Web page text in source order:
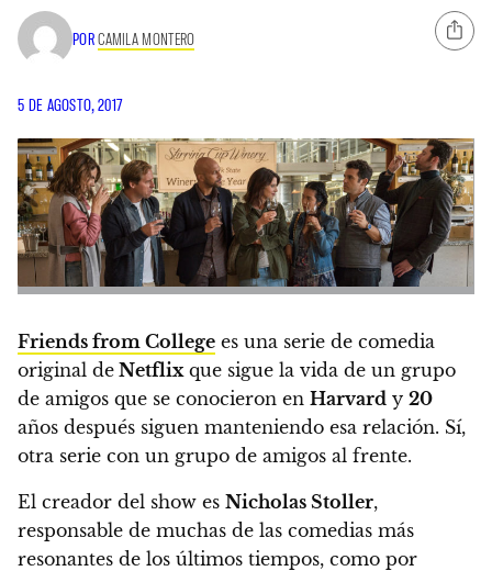
PORCAMILA MONTERO
5 DE AGOSTO, 2017
Friends from College es una serie de comedia
original de Netflix que sigue la vida de un grupo
de amigos que se conocieron en Harvard y 20
años después siguen manteniendo esa relación. Sí,
otra serie con un grupo de amigos al frente.
El creador del show es Nicholas Stoller,
responsable de muchas de las comedias más
resonantes de los últimos tiempos, como por